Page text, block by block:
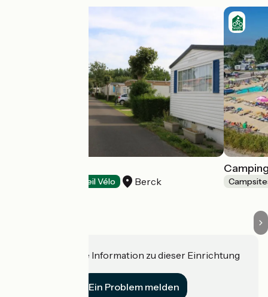
Accueil Vélo Berck
Haben Sie eine Information zu dieser Einrichtung
Ein Problem melden